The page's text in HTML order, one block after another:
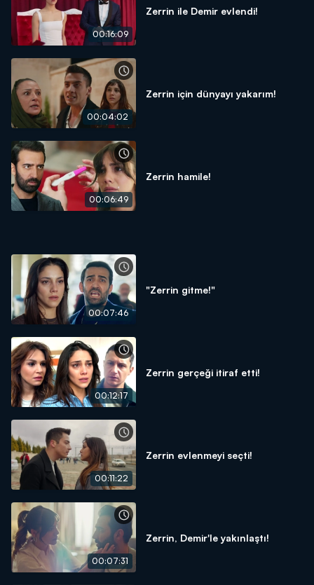
00:16:09
Zerrin ile Demir evlendi!
00:04:02
Zerrin için dünyayı yakarım!
00:06:49
Zerrin hamile!
00:07:46
"Zerrin gitme!"
00:12:17
Zerrin gerçeği itiraf etti!
00:11:22
Zerrin evlenmeyi seçti!
00:07:31
Zerrin, Demir'le yakınlaştı!